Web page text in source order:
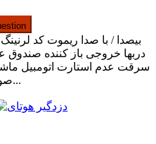
بیصدا / با صدا ریموت کد
دربها خروجی باز کننده
سرقت عدم استارت اتومبیل
صورت اتوماتیک تحریک دربها خروجی...